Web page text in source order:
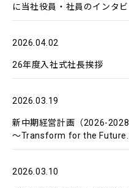
に当社役員・社員のインタ
2026.04.02
26年度入社式社長挨拶
2026.03.19
新中期経営計画（2026-
～Transform for the
2026.03.10